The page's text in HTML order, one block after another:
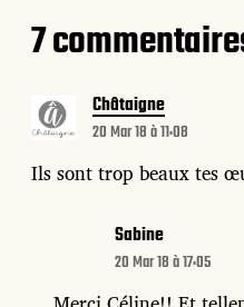
7
Châtaigne
20 Mar 18 à 11:08
Ils sont trop beaux tes
Sabine
20 Mar 18 à 17:05